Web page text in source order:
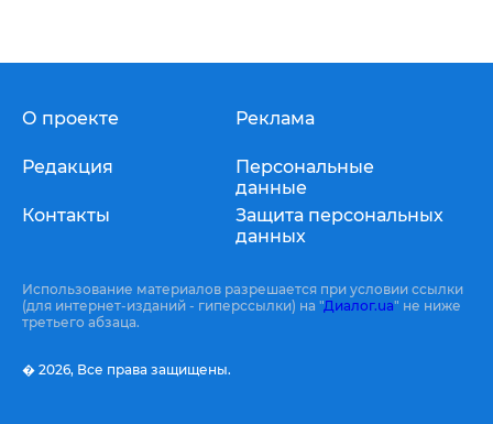
О проекте
Редакция
Контакты
Реклама
Персональные
данные
Защита персональных
данных
Использование материалов разрешается при условии ссылки
(для интернет-изданий - гиперссылки) на "Диалог.ua" не ниже
третьего абзаца.
� 2026, Все права защищены.